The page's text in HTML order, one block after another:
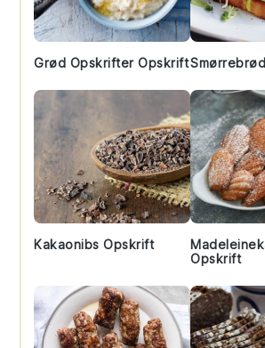
Grød Opskrifter Opskrift
Kakaonibs Opskrift
Opskrift